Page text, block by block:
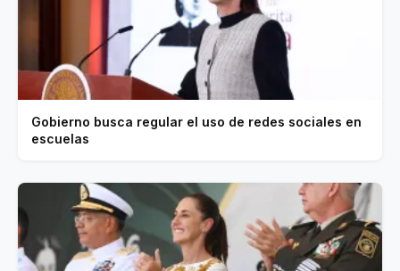
Gobierno busca regular el uso de redes sociales en
escuelas